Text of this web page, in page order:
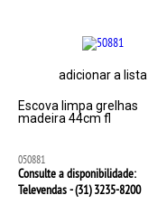
adicionar a lista
Escova limpa grelhas
madeira 44cm fl
050881
Consulte a disponibilidade:
Televendas - (31)3235-8200